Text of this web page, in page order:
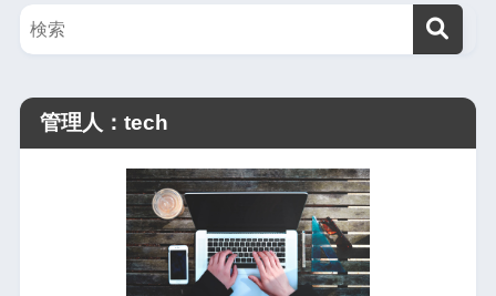
管理人：tech